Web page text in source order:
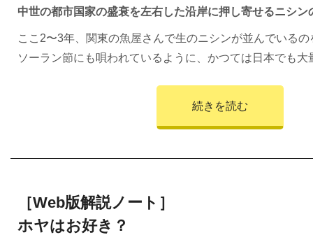
中世の都市国家の盛衰を左右した沿岸に押し寄せるニシン
ここ2〜3年、関東の魚屋さんで生のニシンが並んでいる
ソーラン節にも唄われているように、かつては日本でも大
続きを読む
［Web版解説ノート］
ホヤはお好き？